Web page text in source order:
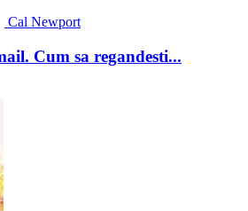
Cal Newport
Cum sa regandesti...